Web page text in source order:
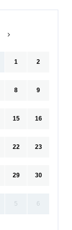
1 2
8 9
15 16
22 23
29 30
5 6